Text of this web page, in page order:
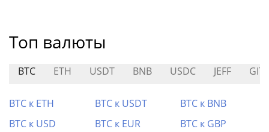
Топ валюты
BTC ETH USDT BNB USDC JEFF
BTC к ETH BTC к USDT
BTC к BNB
BTC к USD
BTC к EUR
BTC к GBP